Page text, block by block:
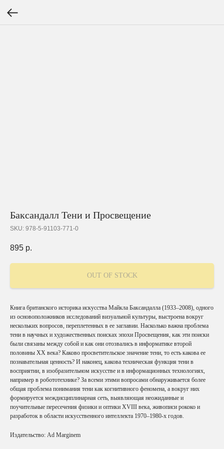
Баксандалл Тени и Просвещение
SKU: 978-5-91103-771-0
895 р.
OUT OF STOCK
Книга британского историка искусства Майкла Баксандалла (1933–2008), одного
из основоположников исследований визуальной культуры, выстроена вокруг
нескольких вопросов, переплетенных в ее заглавии. Насколько важна проблема
тени в научных и художественных поисках эпохи Просвещения, как эти поиски
были связаны между собой и как они отозвались в информатике второй
половины XX века? Каково просветительское значение тени, то есть какова ее
познавательная ценность? И наконец, какова техническая функция тени в
восприятии, в изобразительном искусстве и в информационных технологиях,
например в робототехнике? За всеми этими вопросами обнаруживается более
общая проблема понимания тени как когнитивного феномена, а вокруг них
формируется междисциплинарная сеть, выявляющая неожиданные и
поучительные пересечения физики и оптики XVIII века, живописи рококо и
разработок в области искусственного интеллекта 1970–1980-х годов.
Издательство: Ad Marginem